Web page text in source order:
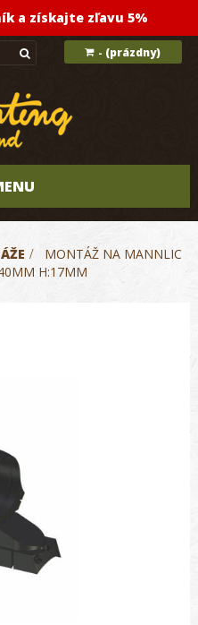
a získajte zľavu 5%
- (prázdny)
>
MONTÁŽ NA MANNLIC
H:17MM